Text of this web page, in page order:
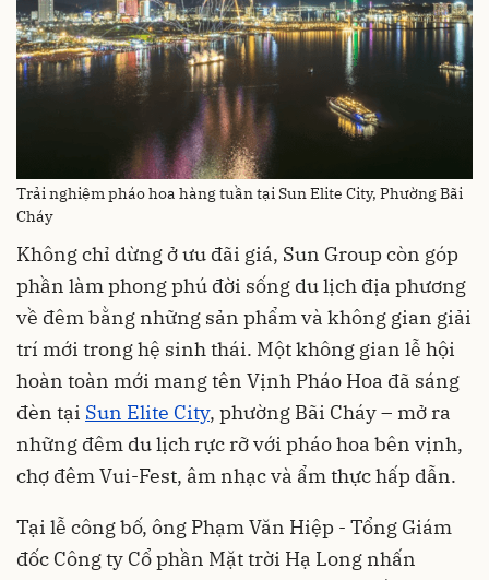
Trải nghiệm pháo hoa hàng tuần tại Sun Elite City, Phường Bãi
Cháy
Không chỉ dừng ở ưu đãi giá, Sun Group còn góp
phần làm phong phú đời sống du lịch địa phương
về đêm bằng những sản phẩm và không gian giải
trí mới trong hệ sinh thái. Một không gian lễ hội
hoàn toàn mới mang tên Vịnh Pháo Hoa đã sáng
đèn tại Sun Elite City, phường Bãi Cháy – mở ra
những đêm du lịch rực rỡ với pháo hoa bên vịnh,
chợ đêm Vui-Fest, âm nhạc và ẩm thực hấp dẫn.
Tại lễ công bố, ông Phạm Văn Hiệp - Tổng Giám
đốc Công ty Cổ phần Mặt trời Hạ Long nhấn